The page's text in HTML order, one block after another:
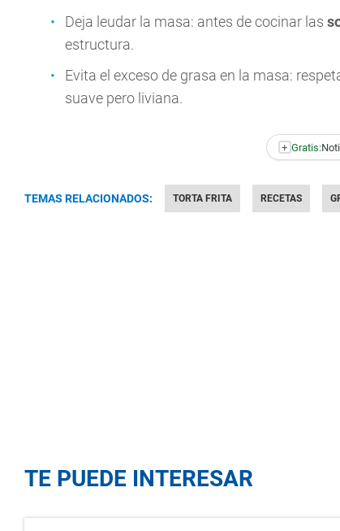
Deja leudar la masa: antes de cocinar las
estructura.
Evita el exceso de grasa en la masa:
suave pero liviana.
+ Gratis:
TEMAS RELACIONADOS: TORTA FRITA RECETAS
TE PUEDE INTERESAR